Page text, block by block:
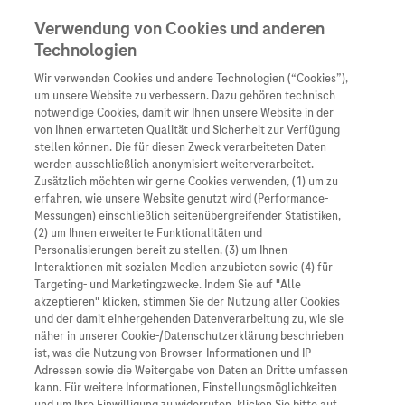
Unternehmen
Übersicht
Wer wir sind
Was uns antreibt
Unsere Standorte
Roche Stories
Events
Innovation
Übersicht
Forschung
Personalisierte
Digitalisierung
Blog Zukunftslabor
Übersicht
Unser Service für
Informationen zu
Diagnostik ist
Klinische Studien
Arzneimittel
Übersicht
Arzneimittel A-Z
Roche Pipeline
Roche Fachportal
Diagnostik
Kontakt
Presse
Karriere
Verwendung von Cookies und anderen
Technologien
Wir verwenden Cookies und andere Technologien (“Cookies”),
um unsere Website zu verbessern. Dazu gehören technisch
notwendige Cookies, damit wir Ihnen unsere Website in der
von Ihnen erwarteten Qualität und Sicherheit zur Verfügung
stellen können. Die für diesen Zweck verarbeiteten Daten
werden ausschließlich anonymisiert weiterverarbeitet.
Zusätzlich möchten wir gerne Cookies verwenden, (1) um zu
erfahren, wie unsere Website genutzt wird (Performance-
Messungen) einschließlich seitenübergreifender Statistiken,
(2) um Ihnen erweiterte Funktionalitäten und
Personalisierungen bereit zu stellen, (3) um Ihnen
Interaktionen mit sozialen Medien anzubieten sowie (4) für
Targeting- und Marketingzwecke. Indem Sie auf "Alle
akzeptieren" klicken, stimmen Sie der Nutzung aller Cookies
und der damit einhergehenden Datenverarbeitung zu, wie sie
näher in unserer Cookie-/Datenschutzerklärung beschrieben
ist, was die Nutzung von Browser-Informationen und IP-
Adressen sowie die Weitergabe von Daten an Dritte umfassen
kann. Für weitere Informationen, Einstellungsmöglichkeiten